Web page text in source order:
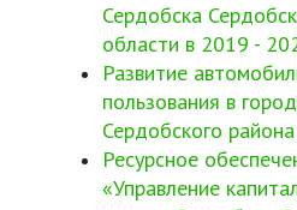
Сердобска
области в 2019 -
Развитие
пользования в
Сердобского
Ресурсное
«Управление